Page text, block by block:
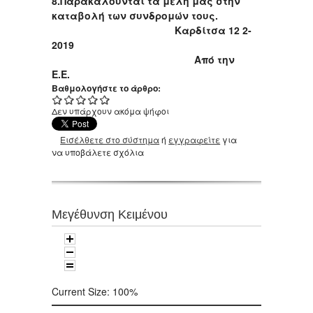
καταβολή των συνδρομών τους.
Καρδίτσα 12 2-
2019
Από την
Ε.Ε.
Βαθμολογήστε το άρθρο:
Δεν υπάρχουν ακόμα ψήφοι
Εισέλθετε στο σύστημαή εγγραφείτε για
να υποβάλετε σχόλια
Μεγέθυνση Κειμένου
Current Size: 100%